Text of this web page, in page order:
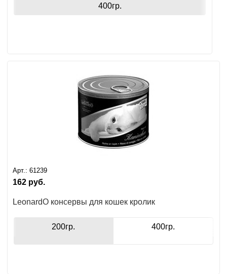
400гр.
Арт.: 61239
162 руб.
LeonardO консервы для кошек кролик
200гр. 400гр.